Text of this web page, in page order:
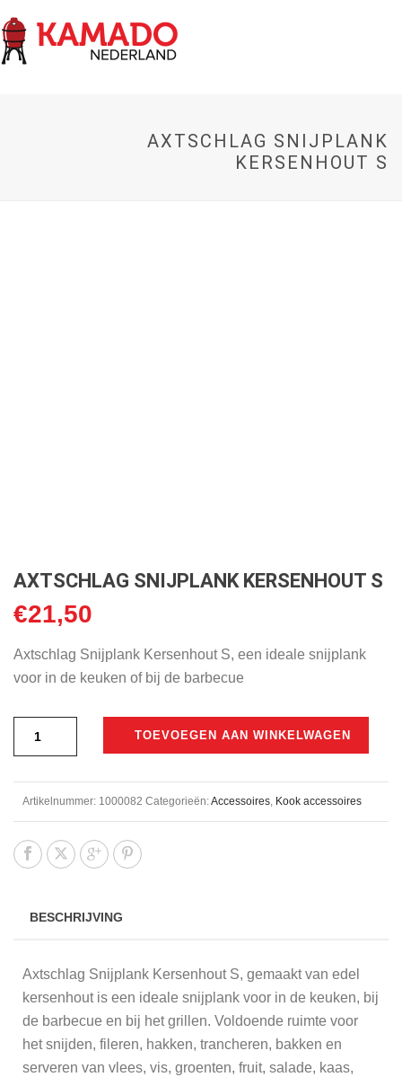
AXTSCHLAG SNIJPLANK
KERSENHOUT S
AXTSCHLAG SNIJPLANK KERSENHOUT S
€21,50
Axtschlag Snijplank Kersenhout S, een ideale snijplank
voor in de keuken of bij de barbecue
TOEVOEGEN AAN WINKELWAGEN
Artikelnummer: 1000082 Categorieën:Accessoires, Kook accessoires
BESCHRIJVING
Axtschlag Snijplank Kersenhout S, gemaakt van edel
kersenhout is een ideale snijplank voor in de keuken, bij
de barbecue en bij het grillen. Voldoende ruimte voor
het snijden, fileren, hakken, trancheren, bakken en
serveren van vlees, vis, groenten, fruit, salade, kaas,